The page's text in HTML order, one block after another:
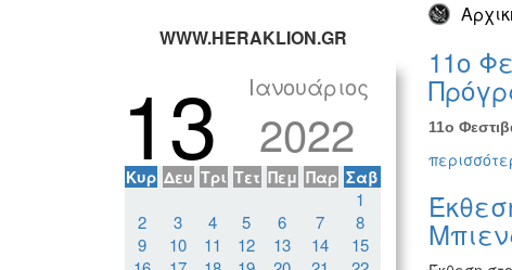
WWW.HERAKLION.GR
13 Ιανουάριος
2022
Κυρ Δευ Τρι Τετ Πεμ Παρ Σαβ
1
2
3 4 5 6 7
8
9
10 11 12 13 14
15
11ο
11ο